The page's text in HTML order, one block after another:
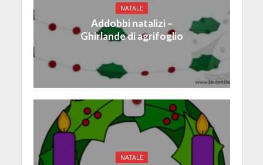
NATALE
Addobbi natalizi –
Ghirlande di agrifoglio
NATALE